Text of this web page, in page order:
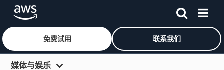
跳至主要内容
免费试用 联系我们
媒体与娱乐